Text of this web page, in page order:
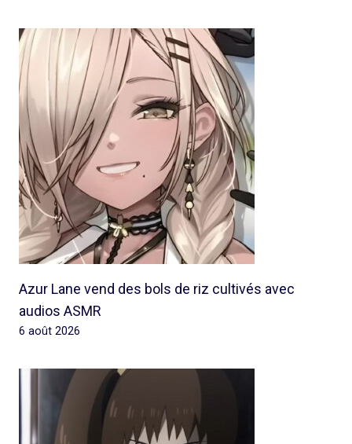
Azur Lane vend des bols de riz cultivés avec
audios ASMR
6 août 2026